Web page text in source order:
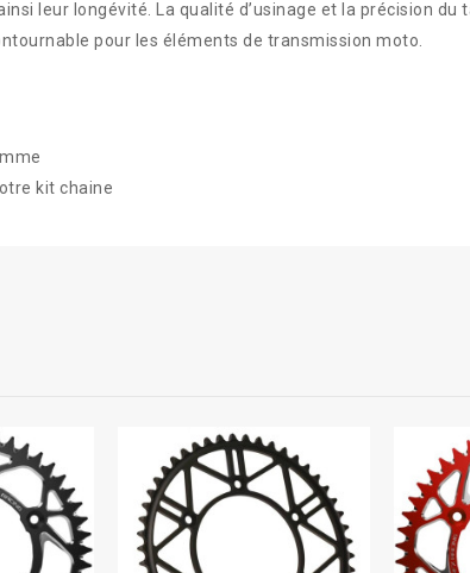
leur longévité. La qualité d’usinage et la précision du
pour les éléments de transmission moto.
kit chaine